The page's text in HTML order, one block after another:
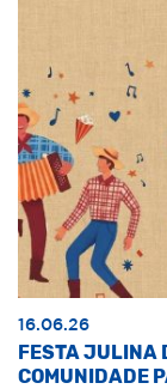
16.06.26
FESTA JULINA
COMUNIDADE